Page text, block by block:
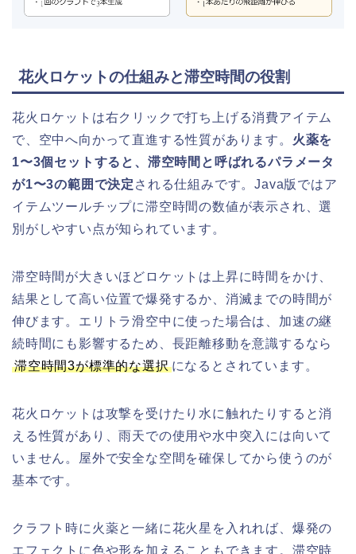
花火ロケットの仕組みと滞空時間の役割
花火ロケットは右クリックで打ち上げる消費アイテム
で、空中へ向かって直進する性質があります。 火薬を
1〜3個セットすると、滞空時間と呼ばれるパラメータ
が1〜3の範囲で決定 される仕組みです。Java版ではア
イテムツールチップに滞空時間の数値が表示され、選
別がしやすい点が知られています。
滞空時間が大きいほどロケットは上昇に時間をかけ、
結果として高い位置で爆発するか、消滅までの時間が
伸びます。エリトラ滑空中に使った場合は、加速の継
続時間にも影響するため、長距離移動を意識するなら
滞空時間3が標準的な選択になるとされています。
花火ロケットは攻撃を受けたり水に触れたりすると消
える性質があり、雨天での使用や水中突入には向いて
いません。屋外で安全な空間を確保してから使うのが
基本です。
クラフト時に火薬と一緒に花火星を入れれば、爆発の
エフェクトに色や形を加えることもできます。滞空時